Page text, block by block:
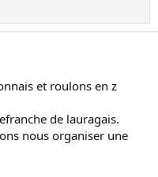
et roulons en z
de lauragais.
nous organiser une